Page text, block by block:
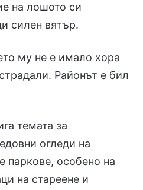
на лошото си
силен вятър.
му не е имало хора
Районът е бил
темата за
огледи на
паркове, особено на
на стареене и